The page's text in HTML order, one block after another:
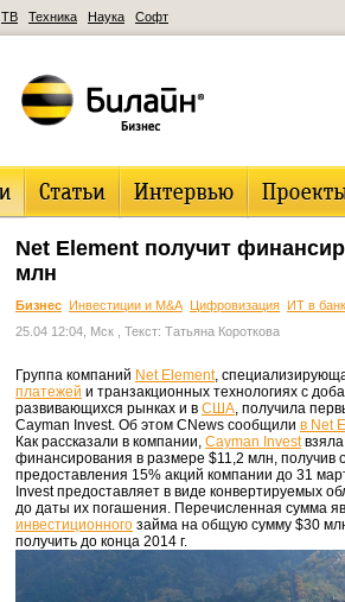
ТВ Техника Наука Софт
Net Element получит
млн
Бизнес Инвестиции и M&A Цифровизация ИТ в
25.04 12:04, Мск , Текст: Татьяна Короткова
Группа компаний Net Element,
платежей и транзакционных технологиях с
развивающихся рынках и в США, получила
Cayman Invest. Об этом CNews сообщили в Net
Как рассказали в компании, Cayman Investвзяла
финансирования в размере $11,2 млн, получив
предоставления 15% акций компании до 31
Invest предоставляет в виде конвертируемых
до даты их погашения. Перечисленная сумма
инвестиционного займа на общую сумму $30
получить до конца 2014 г.